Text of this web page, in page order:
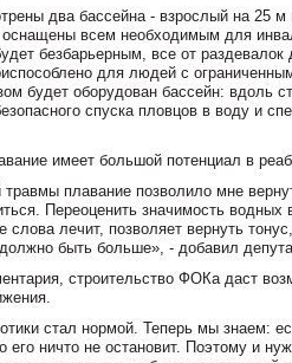
два бассейна - взрослый на 25 м
всем необходимым для
безбарьерным, все от раздевалок
для людей с
будет оборудован бассейн: вдоль
спуска пловцов в воду и
имеет большой потенциал в
плавание позволило мне
Переоценить значимость водных
лечит, позволяет вернуть
быть больше», - добавил
строительство ФОКа даст
стал нормой. Теперь мы знаем:
его ничто не остановит. Поэтому и